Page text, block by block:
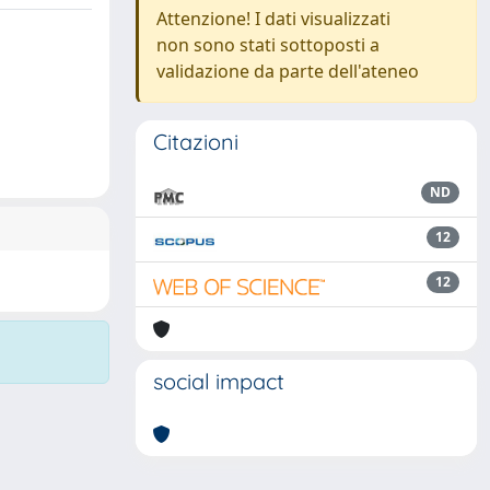
Attenzione! I dati visualizzati
non sono stati sottoposti a
validazione da parte dell'ateneo
Citazioni
ND
12
12
social impact